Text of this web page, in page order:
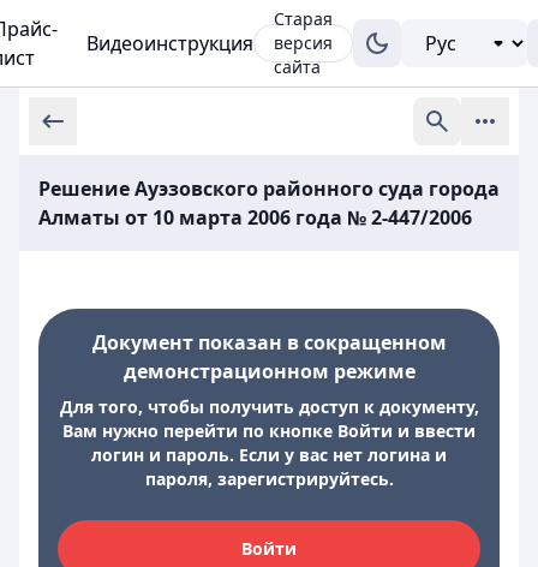
Видеоинструкция
Старая
версия
сайта
Решение Ауэзовского районного суда города
Алматы от 10 марта 2006 года № 2-447/2006
Документ показан в сокращенном
демонстрационном режиме
Для того, чтобы получить доступ к документу,
Вам нужно перейти по кнопке Войти и ввести
логин и пароль. Если у вас нет логина и
пароля, зарегистрируйтесь.
Войти